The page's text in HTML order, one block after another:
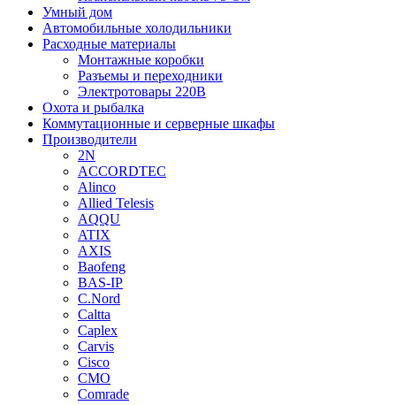
Умный дом
Автомобильные холодильники
Расходные материалы
Монтажные коробки
Разъемы и переходники
Электротовары 220В
Охота и рыбалка
Коммутационные и серверные шкафы
Производители
2N
ACCORDTEC
Alinco
Allied Telesis
AQQU
ATIX
AXIS
Baofeng
BAS-IP
C.Nord
Caltta
Caplex
Carvis
Cisco
CMO
Comrade